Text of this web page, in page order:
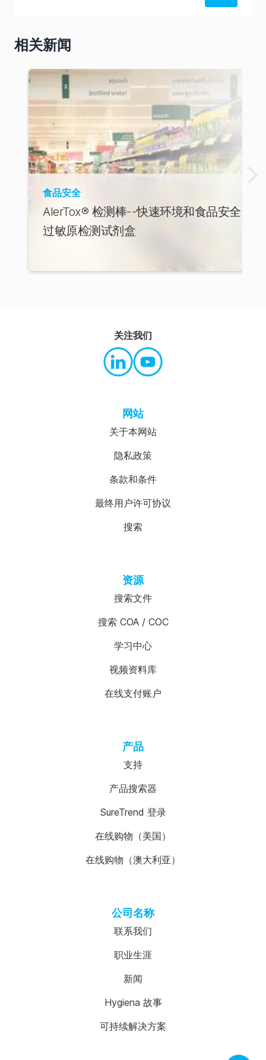
相关新闻
食品安全
AlerTox® 检测棒--快速环境和食品安全
过敏原检测试剂盒
网站
关于本网站
隐私政策
条款和条件
最终用户许可协议
搜索
资源
搜索文件
搜索 COA / COC
学习中心
视频资料库
在线支付账户
产品
支持
产品搜索器
SureTrend 登录
在线购物（美国）
在线购物（澳大利亚）
公司名称
联系我们
职业生涯
新闻
Hygiena 故事
可持续解决方案
关注我们